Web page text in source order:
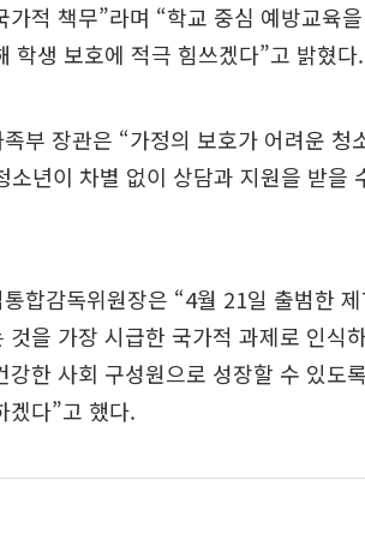
가적 책무”라며 “학교 중심 예방교육
학생 보호에 적극 힘쓰겠다”고 밝혔다.
부 장관은 “가정의 보호가 어려운 청
소년이 차별 없이 상담과 지원을 받을
합감독위원장은 “4월 21일 출범한
것을 가장 시급한 국가적 과제로 인식
강한 사회 구성원으로 성장할 수 있도
겠다”고 했다.